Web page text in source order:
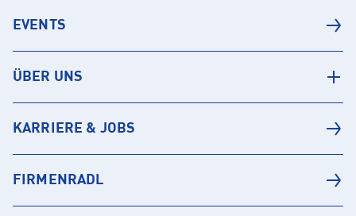
EVENTS
ÜBER UNS
KARRIERE & JOBS
FIRMENRADL